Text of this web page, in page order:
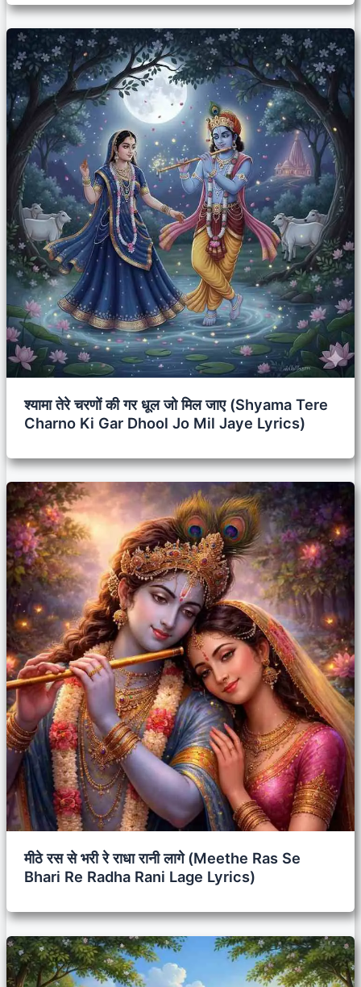
श्यामा तेरे चरणों की गर धूल जो मिल जाए (Shyama Tere
Charno Ki Gar Dhool Jo Mil Jaye Lyrics)
मीठे रस से भरी रे राधा रानी लागे (Meethe Ras Se
Bhari Re Radha Rani Lage Lyrics)